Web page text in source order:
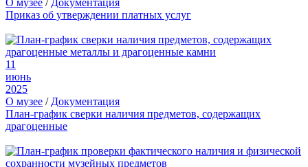
О музее / Документация
Приказ об утверждении платных услуг
11
июнь
2025
О музее / Документация
План-график сверки наличия предметов, содержащих
драгоценные